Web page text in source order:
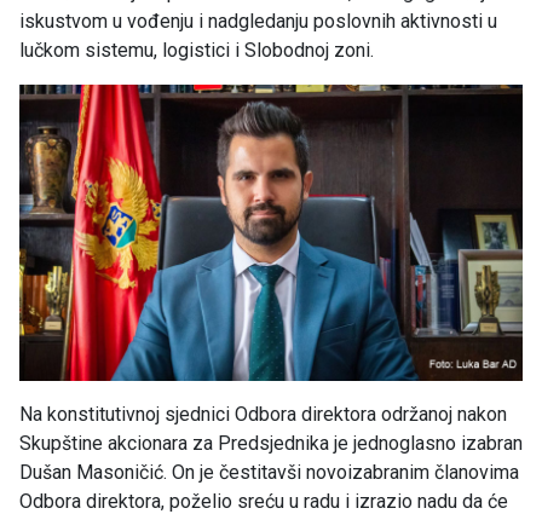
iskustvom u vođenju i nadgledanju poslovnih aktivnosti u
lučkom sistemu, logistici i Slobodnoj zoni.
Na konstitutivnoj sjednici Odbora direktora održanoj nakon
Skupštine akcionara za Predsjednika je jednoglasno izabran
Dušan Masoničić. On je čestitavši novoizabranim članovima
Odbora direktora, poželio sreću u radu i izrazio nadu da će